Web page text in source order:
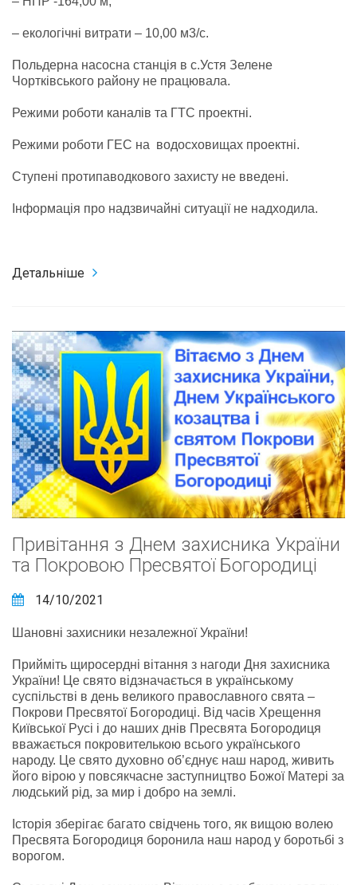
– екологічні витрати – 10,00 м3/с.
Польдерна насосна станція в с.Устя Зелене
Чортківського району не працювала.
Режими роботи каналів та ГТС проектні.
Режими роботи ГЕС на водосховищах проектні.
Ступені протипаводкового захисту не введені.
Інформація про надзвичайні ситуації не надходила.
Детальніше
Привітання з Днем захисника України
та Покровою Пресвятої Богородиці
14/10/2021
Шановні захисники незалежної України!
Прийміть щиросердні вітання з нагоди Дня захисника
України! Це свято відзначається в українському
суспільстві в день великого православного свята –
Покрови Пресвятої Богородиці. Від часів Хрещення
Київської Русі і до наших днів Пресвята Богородиця
вважається покровителькою всього українського
народу. Це свято духовно об’єднує наш народ, живить
його вірою у повсякчасне заступництво Божої Матері за
людський рід, за мир і добро на землі.
Історія зберігає багато свідчень того, як вищою волею
Пресвята Богородиця боронила наш народ у боротьбі з
ворогом.